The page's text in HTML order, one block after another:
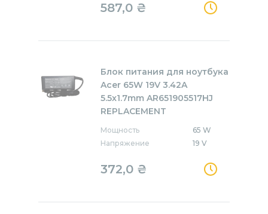
587,0 ₴
Блок питания для ноутбука
Acer 65W 19V 3.42A
5.5x1.7mm AR651905517HJ
REPLACEMENT
Мощность
65 W
Напряжение
19 V
372,0 ₴